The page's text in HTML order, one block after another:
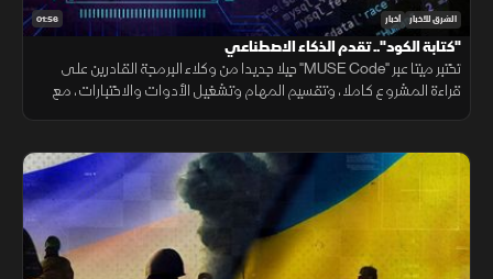
01:56 الشرق للأخبار أخبار
"كتابة الكود".. تقدم الذكاء الاصطناعي
تختبر ميتا عبر "MUSE Code" جيلا جديدا من وكلاء البرمجة القادرين على
قراءة المشروع كاملا، وتقسيم المهام وتشغيل الأدوات والاختبارات، مع